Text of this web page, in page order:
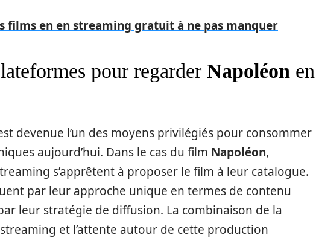
films en en streaming gratuit à ne pas manquer
pour regarder Napoléon en
devenue l’un des moyens privilégiés pour consommer
aujourd’hui. Dans le cas du film Napoléon,
s’apprêtent à proposer le film à leur catalogue.
par leur approche unique en termes de contenu
leur stratégie de diffusion. La combinaison de la
et l’attente autour de cette production